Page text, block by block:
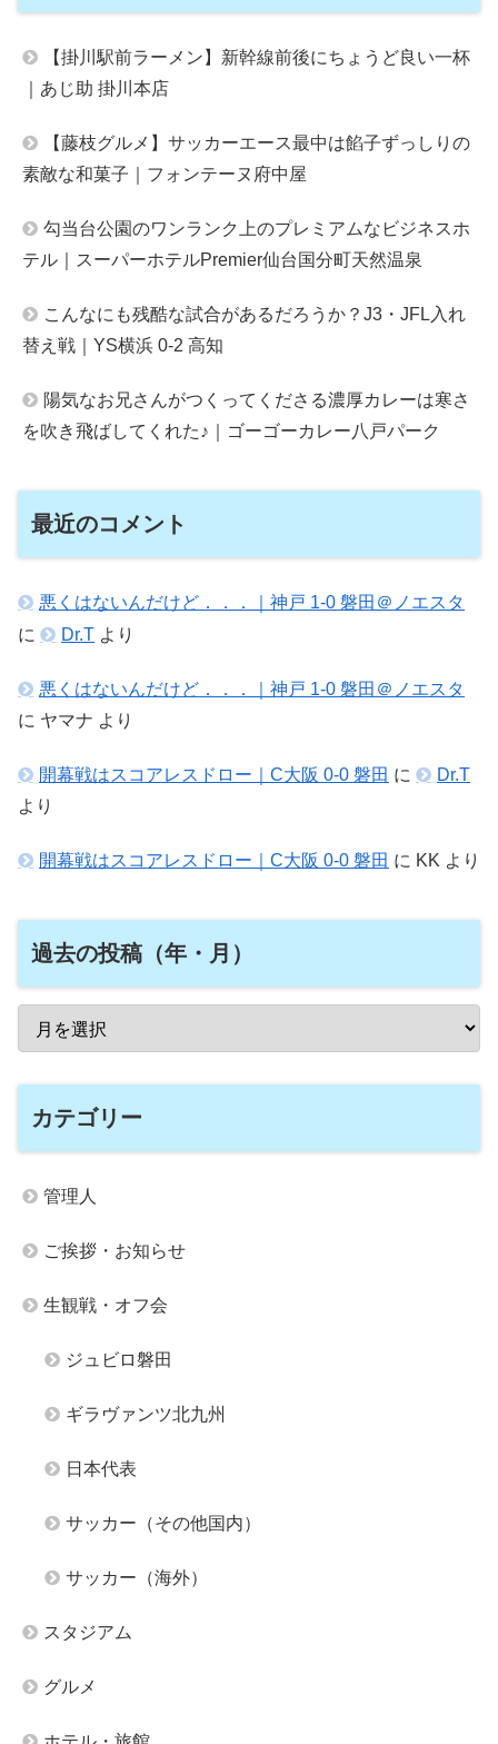
【掛川駅前ラーメン】新幹線前後にちょうど良い一杯
｜あじ助 掛川本店
【藤枝グルメ】サッカーエース最中は餡子ずっしりの
素敵な和菓子｜フォンテーヌ府中屋
勾当台公園のワンランク上のプレミアムなビジネスホ
テル｜スーパーホテルPremier仙台国分町天然温泉
こんなにも残酷な試合があるだろうか？J3・JFL入れ
替え戦｜YS横浜 0-2 高知
陽気なお兄さんがつくってくださる濃厚カレーは寒さ
を吹き飛ばしてくれた♪｜ゴーゴーカレー八戸パーク
最近のコメント
悪くはないんだけど．．．｜神戸 1-0 磐田＠ノエスタ
に
Dr.T より
悪くはないんだけど．．．｜神戸 1-0 磐田＠ノエスタ
に ヤマナ より
開幕戦はスコアレスドロー｜C大阪 0-0 磐田 に
Dr.T
より
開幕戦はスコアレスドロー｜C大阪 0-0 磐田 に KK より
過去の投稿（年・月）
カテゴリー
管理人
ご挨拶・お知らせ
生観戦・オフ会
ジュビロ磐田
ギラヴァンツ北九州
日本代表
サッカー（その他国内）
サッカー（海外）
スタジアム
グルメ